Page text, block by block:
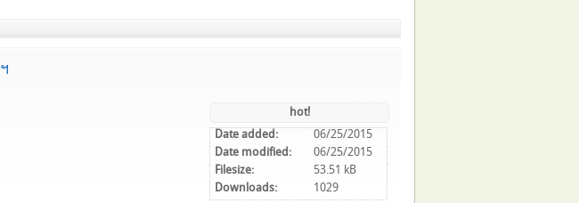
hot!
Date added:
06/25/2015
Date modified:
06/25/2015
Filesize:
53.51 kB
Downloads:
1029